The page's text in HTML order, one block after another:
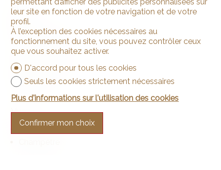
Etat
Neuf
En construction
Ensoleillement
Optimal
Vue
leur site en fonction de votre navigation et de votre
profil.
À l’exception des cookies nécessaires au
fonctionnement du site, vous pouvez contrôler ceux
que vous souhaitez activer.
D'accord pour tous les cookies
Seuls les cookies strictement nécessaires
Plus d'informations sur l'utilisation des cookies
Confirmer mon choix